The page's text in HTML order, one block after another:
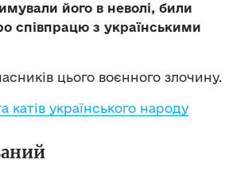
його в неволі, били
співпрацю з українськими
цього воєнного злочину.
катів українського народу